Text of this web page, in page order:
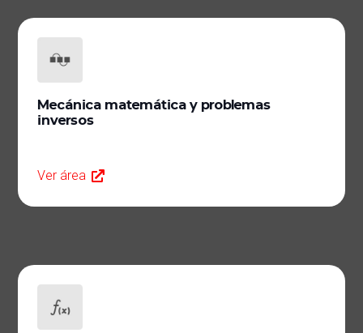
Mecánica matemática y problemas
inversos
Ver área